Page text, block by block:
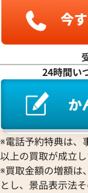
ョーマ AA35S
格
エテルナ
EDOX
エドックス
EBERHARD
エベラール
EBEL
エベル
EPOS
Hermes
エルメス
OMEGA
オメガ
Graham
グラハム
グランドセイコー
CORUM
コルム
Concord
コンコルド
ジェラルド・ジ
Jaeger-
ジャケ・ドロー
Girard-
ジラール・ペルゴ
Sinn
ジン
STOWA
ストーヴァ
SEIKO
セイコー
PIERRE KUNZ
ピエール・クンツ
FRANCK
フランク ミュラ
BOUCHERON
ブシュロン
BREITLING
ブライトリング
Blancpain
ブランパン
BVLGARI
ブルガリ
Breguet
ROGER DUBUIS
ロジェ・デュブイ
ROLEX
ロレックス
LONGINES
ロンジン
24時間い
※電話予約特典は、
以上の買取が成立し
※買取金額の増額は
とし、景品表示法